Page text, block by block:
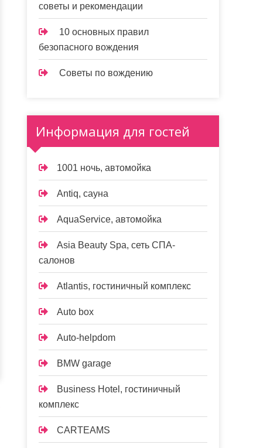
советы и рекомендации
10 основных правил
безопасного вождения
Советы по вождению
Информация для гостей
1001 ночь, автомойка
Antiq, сауна
AquaService, автомойка
Asia Beauty Spa, сеть СПА-
салонов
Atlantis, гостиничный комплекс
Auto box
Auto-helpdom
BMW garage
Business Hotel, гостиничный
комплекс
CARTEAMS